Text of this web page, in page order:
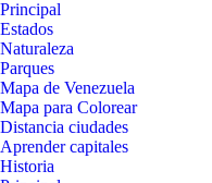
Principal
Estados
Naturaleza
Parques
Mapa de Venezuela
Mapa para Colorear
Distancia ciudades
Aprender capitales
Historia